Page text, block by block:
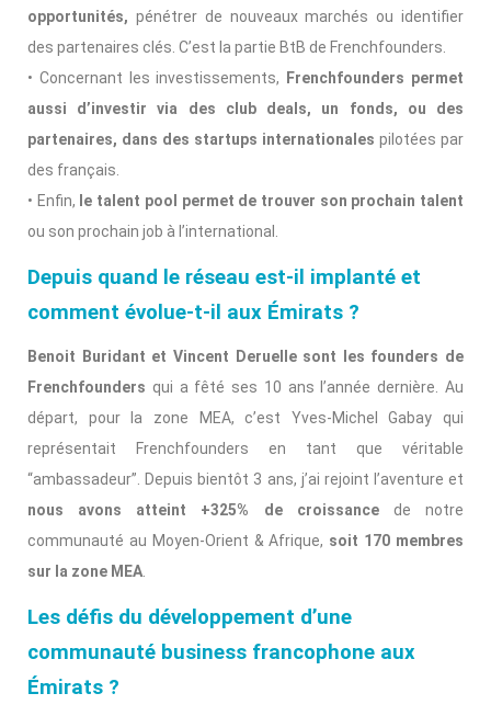
opportunités, pénétrer de nouveaux marchés ou identifier
des partenaires clés. C’est la partie BtB de Frenchfounders.
• Concernant les investissements, Frenchfounders permet
aussi d’investir via des club deals, un fonds, ou des
partenaires, dans des startups internationales pilotées par
des français.
• Enfin, le talent pool permet de trouver son prochain talent
ou son prochain job à l’international.
Depuis quand le réseau est-il implanté et
comment évolue-t-il aux Émirats ?
Benoit Buridant et Vincent Deruelle sont les founders de
Frenchfounders qui a fêté ses 10 ans l’année dernière. Au
départ, pour la zone MEA, c’est Yves-Michel Gabay qui
représentait Frenchfounders en tant que véritable
“ambassadeur”. Depuis bientôt 3 ans, j’ai rejoint l’aventure et
nous avons atteint +325% de croissancede notre
communauté au Moyen-Orient & Afrique, soit 170 membres
sur la zone MEA
Les défis du développement d’une
communauté business francophone aux
Émirats ?